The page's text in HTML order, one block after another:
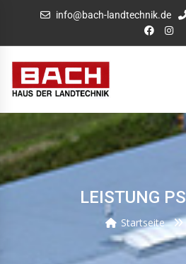
info@bach-landtechnik.de
LEISTUNG
Startseite